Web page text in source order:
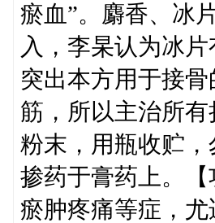
瘀血”。麝香、冰
入，李杲认为冰
突出本方用于接
筋，所以主治所
粉末，用瓶收贮
掺药于膏药上。
瘀肿疼痛等症，尤